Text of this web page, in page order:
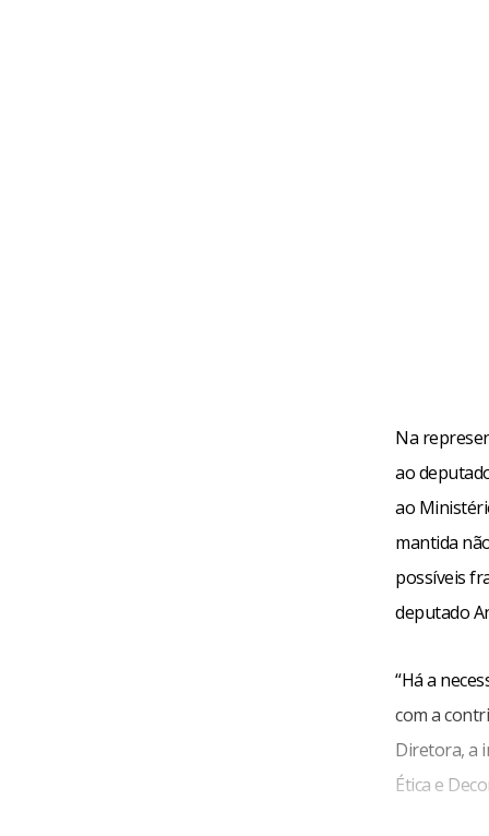
Na
ao
ao
mantida
possíveis
deputado
“Há a
com a
Diretora, a
Ética e